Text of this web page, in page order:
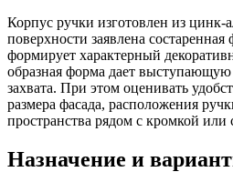
Корпус ручки изготовлен из
поверхности заявлена состаренная
формирует характерный
образная форма дает
захвата. При этом оценивать
размера фасада, расположения
пространства рядом с кромкой или
Назначение и